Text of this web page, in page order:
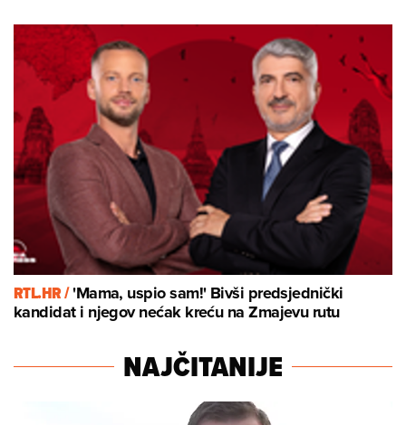
RTL.HR /'Mama, uspio sam!' Bivši predsjednički
kandidat i njegov nećak kreću na Zmajevu rutu
NAJČITANIJE